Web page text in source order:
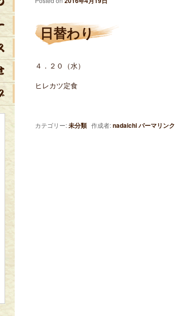
日替わり
４．２０（水）
ヒレカツ定食
カテゴリー:未分類 作成者:nadaichiパーマリンク